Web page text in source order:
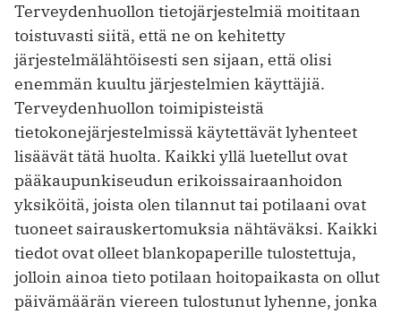
Terveydenhuollon tietojärjestelmiä moititaan
toistuvasti siitä, että ne on kehitetty
järjestelmälähtöisesti sen sijaan, että olisi
enemmän kuultu järjestelmien käyttäjiä.
Terveydenhuollon toimipisteistä
tietokonejärjestelmissä käytettävät lyhenteet
lisäävät tätä huolta. Kaikki yllä luetellut ovat
pääkaupunkiseudun erikoissairaanhoidon
yksiköitä, joista olen tilannut tai potilaani ovat
tuoneet sairauskertomuksia nähtäväksi. Kaikki
tiedot ovat olleet blankopaperille tulostettuja,
jolloin ainoa tieto potilaan hoitopaikasta on ollut
päivämäärän viereen tulostunut lyhenne, jonka